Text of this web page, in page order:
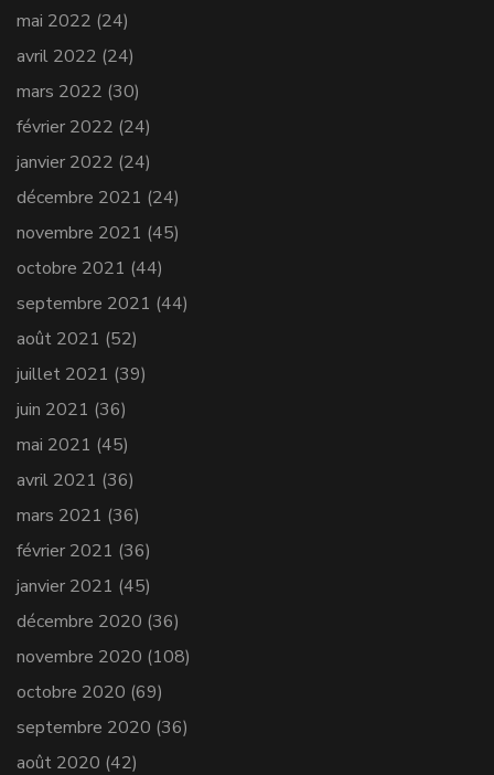
mai 2022 (24)
avril 2022 (24)
mars 2022 (30)
février 2022 (24)
janvier 2022 (24)
décembre 2021 (24)
novembre 2021 (45)
octobre 2021 (44)
septembre 2021 (44)
août 2021 (52)
juillet 2021 (39)
juin 2021 (36)
mai 2021 (45)
avril 2021 (36)
mars 2021 (36)
février 2021 (36)
janvier 2021 (45)
décembre 2020 (36)
novembre 2020 (108)
octobre 2020 (69)
septembre 2020 (36)
août 2020 (42)